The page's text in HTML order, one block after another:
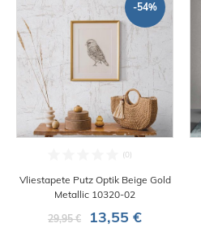
-54%
Vliestapete Putz Optik Beige Gold
Metallic 10320-02
29,95 €
13,55 €